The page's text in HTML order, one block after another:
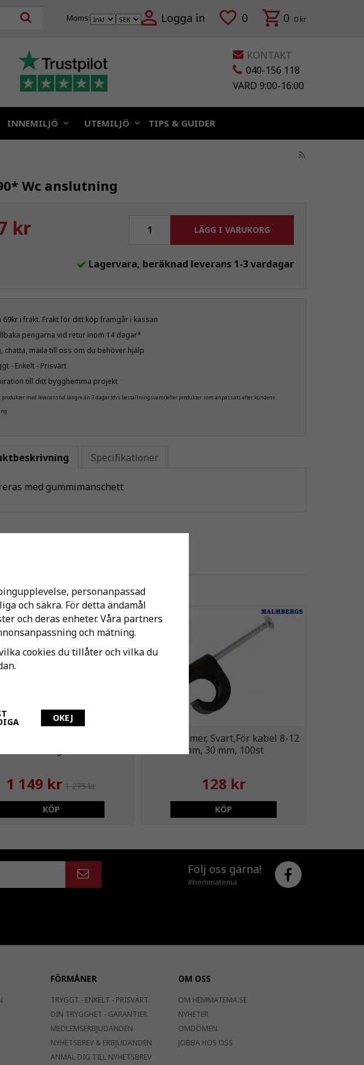
Moms: Logga in 0 0 0 kr
KONTAKT
040-156 118
VARD 9:00-16:00
INNEMILJÖ UTEMILJÖ TIPS & GUIDER
Wc anslutning
kr LÄGG I VARUKORG
Lagervara, beräknad leverans 1-3 vardagar
69kr i frakt. Frakt för ditt köp framgår i kassan
pengarna vid retur inom 14 dagar*
chatta, maila till oss om du behöver hjälp
- Enkelt - Prisvärt
till ditt bygghemma projekt
produkter med leveranstid längre än 3 dagar (dvs beställningsvaror)eller produkter som anpassats efter kundens
Specifikationer
med gummimanschett
1 149 kr 1 275 kr
KÖP
Spikklammer, Svart,För kabel 8-12
mm, 30 mm, 100st
128 kr
KÖP
Följ oss gärna!
#hemmatema
FÖRMÅNER
TRYGGT - ENKELT - PRISVÄRT
DIN TRYGGHET - GARANTIER
MEDLEMSERBJUDANDEN
NYHETSBREV & ERBJUDANDEN
ANMÄL DIG TILL NYHETSBREV
OM OSS
OM HEMMATEMA.SE
NYHETER
OMDÖMEN
JOBBA HOS OSS
personanpassad
och säkra. För detta ändamål
och deras enheter. Våra partners
och mätning.
cookies du tillåter och vilka du
OKEJ